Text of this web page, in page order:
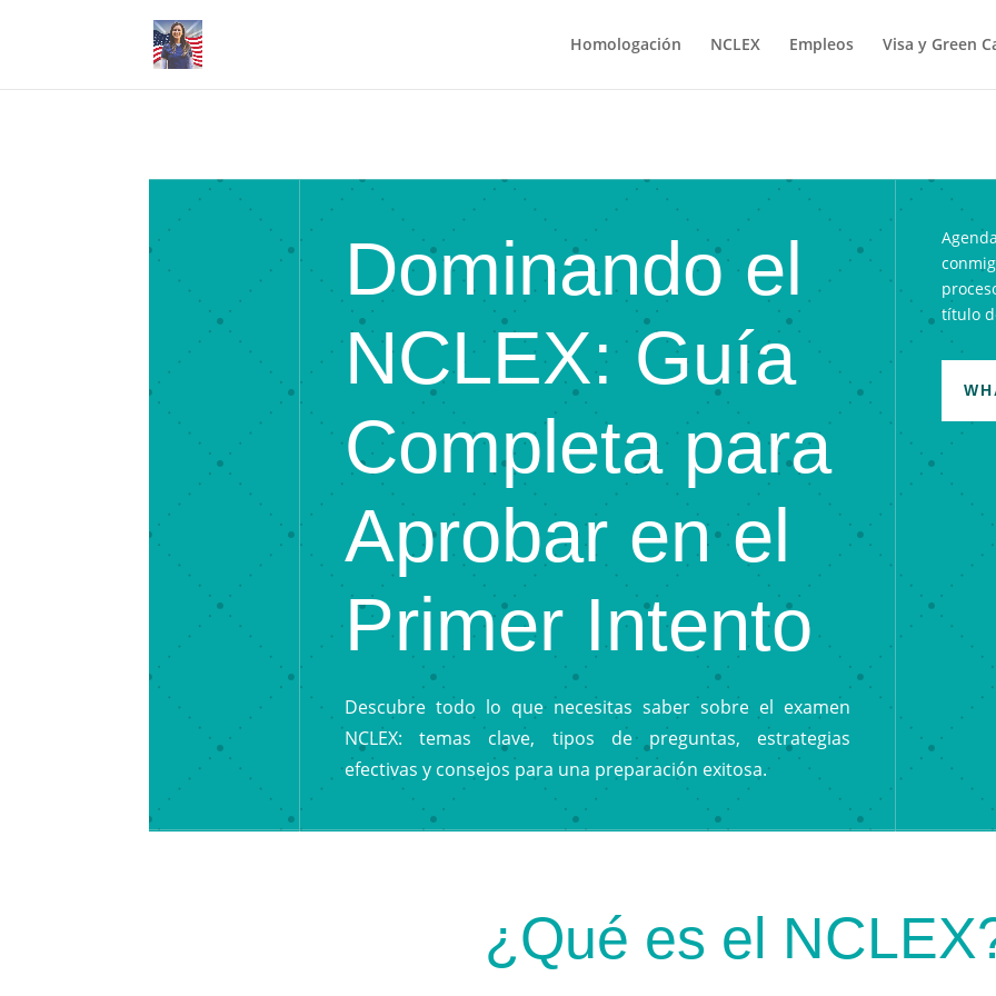
Homologación NCLEX Empleos Visa y Green
Dominando el
NCLEX: Guía
Completa para
Aprobar en el
Primer Intento
Descubre todo lo que necesitas saber sobre el examen
NCLEX: temas clave, tipos de preguntas, estrategias
efectivas y consejos para una preparación exitosa.
título
¿Qué es el